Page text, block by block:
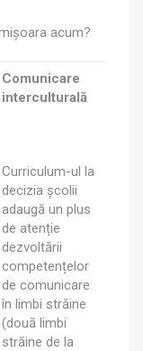
acum?
Comunicare
interculturală
Curriculum-ul la
decizia școlii
adaugă un plus
de atenție
dezvoltării
competențelor
de comunicare
în limbi străine
(două limbi
străine de la